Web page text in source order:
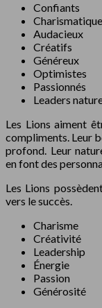
Confiants
Audacieux
Créatifs
Généreux
Optimistes
Passionnés
Leaders
Les Lions aiment
compliments. Leur
profond. Leur
en font des
Les Lions
vers le succès.
Charisme
Créativité
Leadership
Énergie
Passion
Générosité